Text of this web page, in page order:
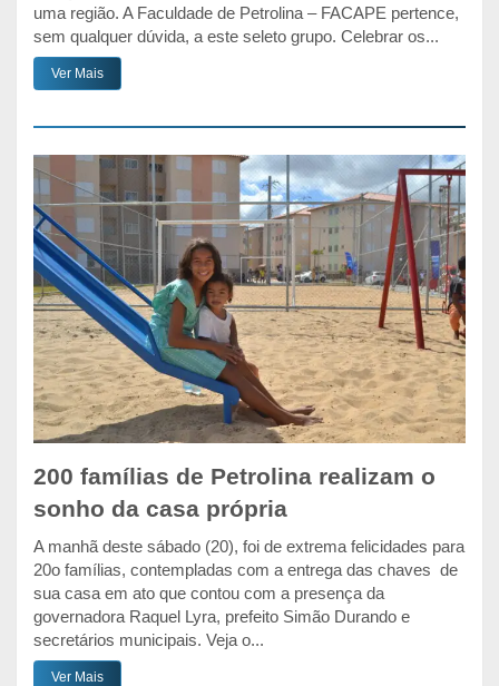
uma região. A Faculdade de Petrolina – FACAPE pertence,
sem qualquer dúvida, a este seleto grupo. Celebrar os...
Ver Mais
200 famílias de Petrolina realizam o
sonho da casa própria
A manhã deste sábado (20), foi de extrema felicidades para
20o famílias, contempladas com a entrega das chaves de
sua casa em ato que contou com a presença da
governadora Raquel Lyra, prefeito Simão Durando e
secretários municipais. Veja o...
Ver Mais